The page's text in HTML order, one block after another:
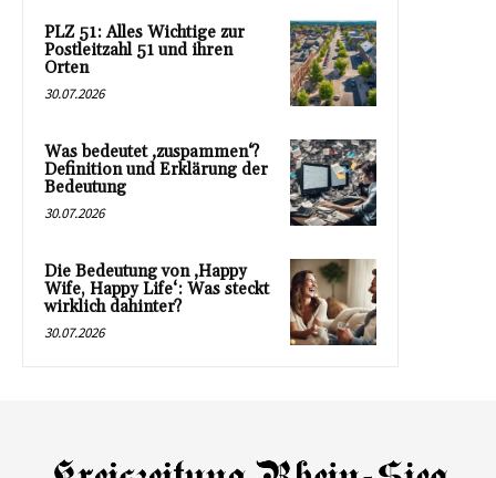
PLZ 51: Alles Wichtige zur
Postleitzahl 51 und ihren
Orten
30.07.2026
Was bedeutet ‚zuspammen‘?
Definition und Erklärung der
Bedeutung
30.07.2026
Die Bedeutung von ‚Happy
Wife, Happy Life‘: Was steckt
wirklich dahinter?
30.07.2026